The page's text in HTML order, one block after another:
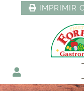
IMPRIMIR